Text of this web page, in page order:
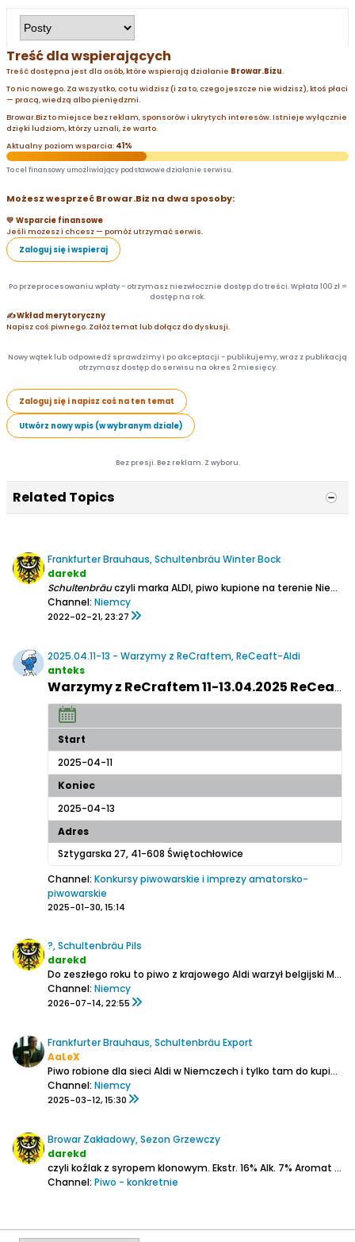
Treść dla wspierających
Treść dostępna jest dla osób, które wspierają działanie Browar.Bizu.
To nic nowego. Za wszystko, co tu widzisz (i za to, czego jeszcze nie widzisz), ktoś płaci
— pracą, wiedzą albo pieniędzmi.
Browar.Biz to miejsce bez reklam, sponsorów i ukrytych interesów. Istnieje wyłącznie
dzięki ludziom, którzy uznali, że warto.
Aktualny poziom wsparcia: 41%
To cel finansowy umożliwiający podstawowe działanie serwisu.
Możesz wesprzeć Browar.Biz na dwa sposoby:
💛 Wsparcie finansowe
Jeśli możesz i chcesz — pomóż utrzymać serwis.
Zaloguj się i wspieraj
Po przeprocesowaniu wpłaty - otrzymasz niezwłocznie dostęp do treści. Wpłata 100 zł =
dostęp na rok.
✍️ Wkład merytoryczny
Napisz coś piwnego. Załóż temat lub dołącz do dyskusji.
Nowy wątek lub odpowiedź sprawdzimy i po akceptacji - publikujemy, wraz z publikacją
otrzymasz dostęp do serwisu na okres 2 miesięcy.
Zaloguj się i napisz coś na ten temat
Utwórz nowy wpis (w wybranym dziale)
Bez presji. Bez reklam. Z wyboru.
Related Topics
Frankfurter Brauhaus, Schultenbräu Winter Bock
darekd
Schultenbräuczyli marka ALDI, piwo kupione na terenie Niemiec, niestety do sieci w naszym kraju nie dotarło.
Channel: Niemcy
2022-02-21, 23:27
2025.04.11-13 - Warzymy z ReCraftem, ReCeaft-Aldi
anteks
Warzymy z ReCraftem 11-13.04.2025 ReCeaft-Aldi
Start
2025-04-11
Koniec
2025-04-13
Adres
Sztygarska 27, 41-608 Świętochłowice
Channel: Konkursy piwowarskie i imprezy amatorsko-
piwowarskie
2025-01-30, 15:14
?, Schultenbräu Pils
darekd
Do zeszłego roku to piwo z krajowego Aldi warzył belgijski Martens:
Channel: Niemcy
2026-07-14, 22:55
Frankfurter Brauhaus, Schultenbräu Export
AaLeX
Piwo robione dla sieci Aldi w Niemczech i tylko tam do kupienia. Alkohol 5,4%. Cena 0,55ct/puszka. W butelce nie występuje. Zresztą w sklepach Aldi w Niemczech brak piw w szklanych butelkach. Są tylko opakowania zwrotne typu plastik i aluminium. Ekstraktu brak. Skład: woda, słód, chmiel. Barwa...
Channel: Niemcy
2025-03-12, 15:30
Browar Zakładowy, Sezon Grzewczy
darekd
czyli koźlak z syropem klonowym. Ekstr. 16% Alk. 7% Aromat - no czuć, że jest ten syrop, Tak wyraźny, że już na starcie jest obawa, że to będzie ulepek. W tle jakaś taka trudna do określenia mniej przyjemna nuta (po przelaniu łodygowo-ziemista), która wraz...
Channel: Piwo - konkretnie